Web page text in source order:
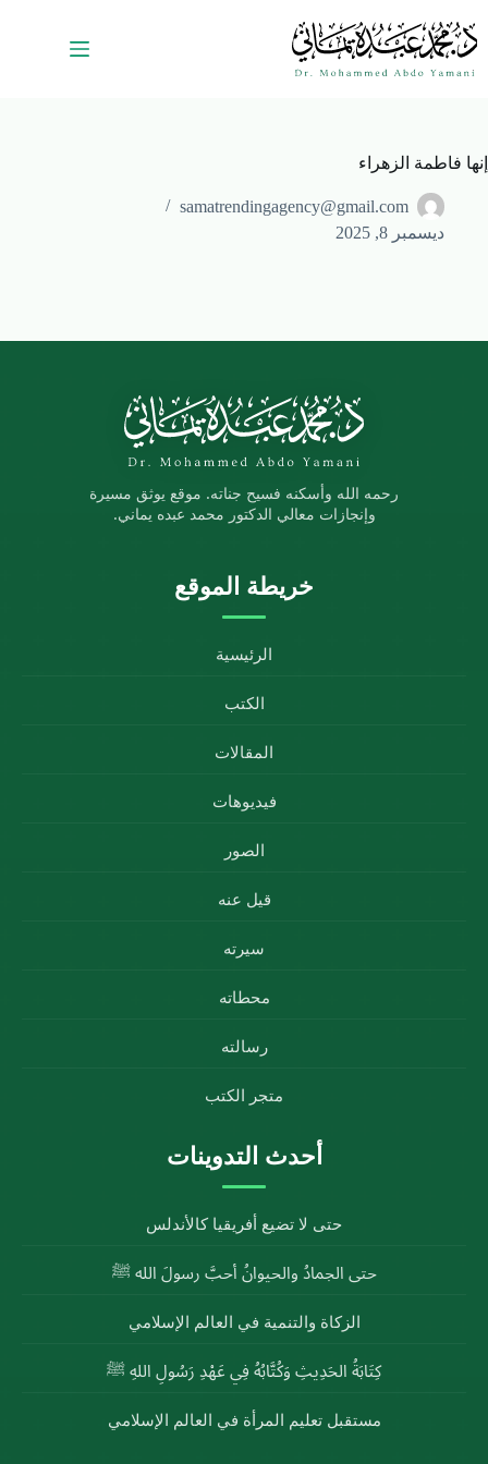
إنها فاطمة الزهراء
samatrendingagency@gmail.com
ديسمبر 8, 2025
رحمه الله وأسكنه فسيح جناته. موقع يوثق مسيرة
وإنجازات معالي الدكتور محمد عبده يماني.
خريطة الموقع
الرئيسية
الكتب
المقالات
فيديوهات
الصور
قيل عنه
سيرته
محطاته
رسالته
متجر الكتب
أحدث التدوينات
حتى لا تضيع أفريقيا كالأندلس
حتى الجمادُ والحيوانُ أحبَّ رسولَ الله ﷺ
الزكاة والتنمية في العالم الإسلامي
كِتَابَةُ الحَدِيثِ وَكُتَّابُهُ فِي عَهْدِ رَسُولِ اللهِ ﷺ
مستقبل تعليم المرأة في العالم الإسلامي